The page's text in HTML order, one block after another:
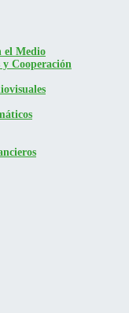
el Medio
y Cooperación